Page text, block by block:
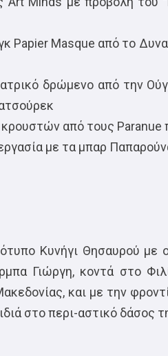
Papier Masque από το
δρώμενο από την
από τους Paranue
με τα μπαρ
Κυνήγι Θησαυρού με
Γιώργη, κοντά στο
και με την
στο περι-αστικό δάσος